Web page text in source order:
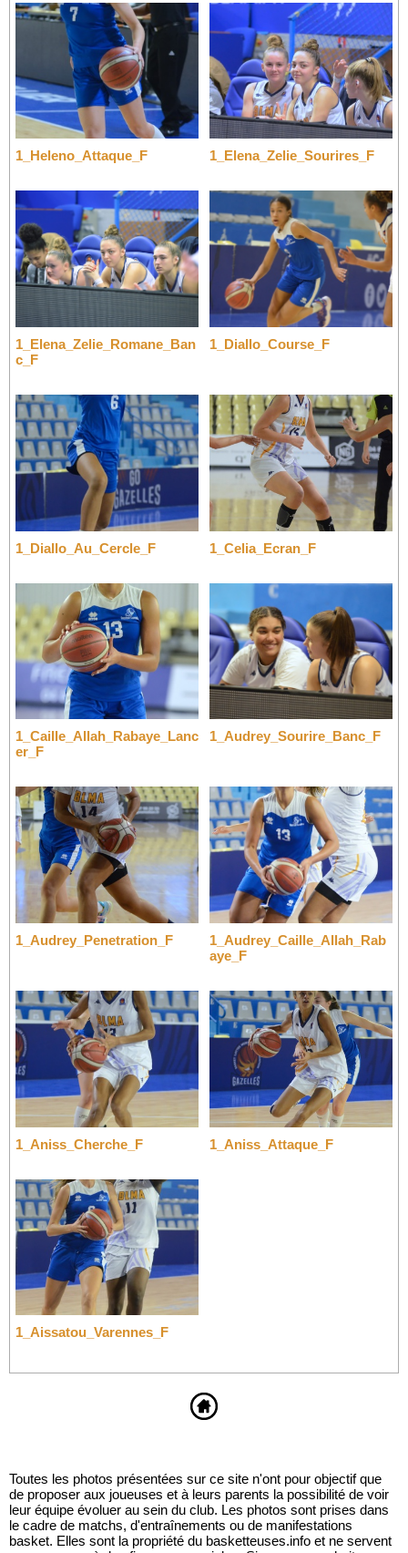
1_Heleno_Attaque_F 1_Elena_Zelie_Sourires_F
1_Elena_Zelie_Romane_Ban
c_F
1_Diallo_Course_F
1_Diallo_Au_Cercle_F 1_Celia_Ecran_F
1_Caille_Allah_Rabaye_Lanc
er_F
1_Audrey_Sourire_Banc_F
1_Audrey_Penetration_F
1_Audrey_Caille_Allah_Rab
aye_F
1_Aniss_Cherche_F 1_Aniss_Attaque_F
1_Aissatou_Varennes_F
Toutes les photos présentées sur ce site n'ont pour objectif que
de proposer aux joueuses et à leurs parents la possibilité de voir
leur équipe évoluer au sein du club. Les photos sont prises dans
le cadre de matchs, d'entraînements ou de manifestations
basket. Elles sont la propriété du basketteuses.info et ne servent